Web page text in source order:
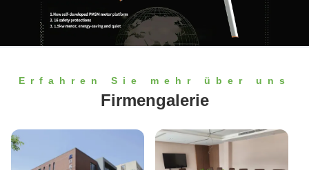
Erfahren Sie mehr über uns
Firmengalerie